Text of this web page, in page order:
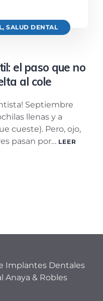
, SALUD DENTAL
el paso que no
al cole
Septiembre
llenas y a
cueste). Pero, ojo,
pasan por… LEER
Implantes Dentales
Anaya & Robles